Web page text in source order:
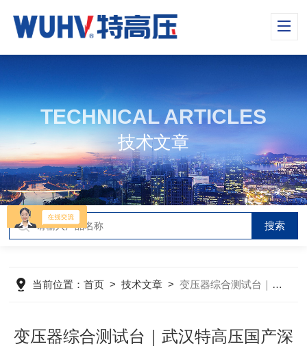
TECHNICAL ARTICLES
技术文章
当前位置：首页 >技术文章 >变压器综合测试台｜武汉特高压国产深耕，助力设备自主可控
变压器综合测试台｜武汉特高压国产深